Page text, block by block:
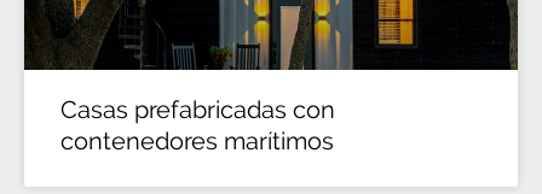
Casas prefabricadas con
contenedores marítimos